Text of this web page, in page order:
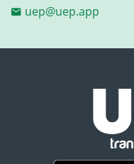
uep@uep.app